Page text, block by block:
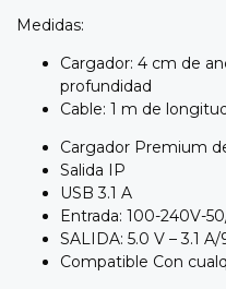
Medidas:
Cargador: 4 cm de
profundidad
Cable: 1 m de
Cargador Premium
Salida IP
USB 3.1 A
Entrada: 100-240V-
SALIDA: 5.0 V – 3.1 A/
Compatible Con